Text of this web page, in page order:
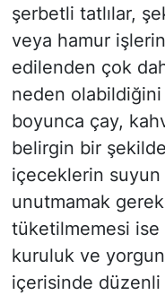
şerbetli tatlılar,
veya hamur
edilenden çok
neden
boyunca çay,
belirgin bir
içeceklerin suyun
unutmamak
tüketilmemesi ise
kuruluk ve
içerisinde